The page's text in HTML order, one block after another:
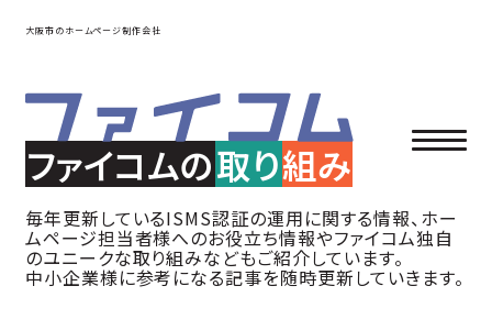
大阪市のホームページ制作会社
ファイコムの取り組み
毎年更新しているISMS認証の運用に関する情報、ホー
ムページ担当者様へのお役立ち情報やファイコム独自
のユニークな取り組みなどもご紹介しています。
中小企業様に参考になる記事を随時更新していきます。